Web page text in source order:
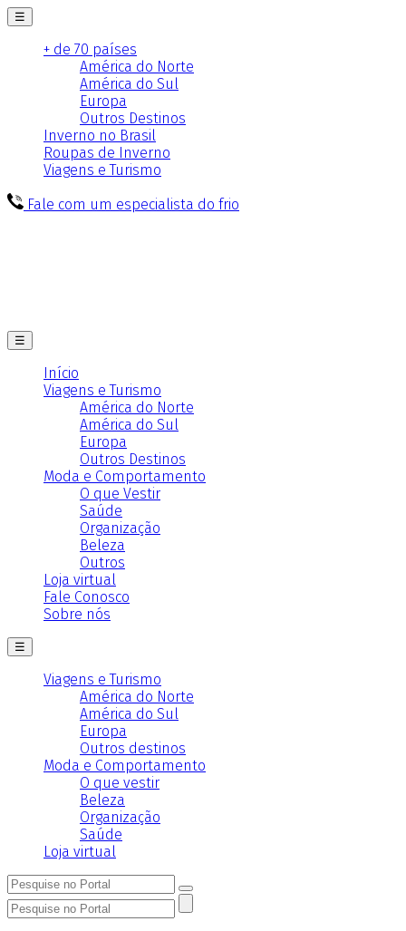
☰
+ de 70 países
América do Norte
América do Sul
Europa
Outros Destinos
Inverno no Brasil
Roupas de Inverno
Viagens e Turismo
Fale com um especialista do frio
☰
Início
Viagens e Turismo
América do Norte
América do Sul
Europa
Outros Destinos
Moda e Comportamento
O que Vestir
Saúde
Organização
Beleza
Outros
Loja virtual
Fale Conosco
Sobre nós
☰
Viagens e Turismo
América do Norte
América do Sul
Europa
Outros destinos
Moda e Comportamento
O que vestir
Beleza
Organização
Saúde
Loja virtual